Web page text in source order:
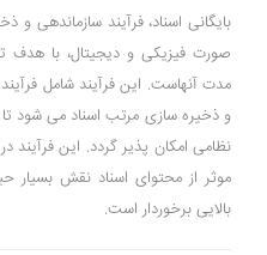
بایگانی اسناد، فرآیند سازماندهی
صورت فیزیکی و دیجیتال، با هدف
مدت آنهاست. این فرآیند شامل
و ذخیره ‌سازی مرتب اسناد می‌ شود تا
نظامی امکان ‌پذیر گردد. این
موثر از محتوای اسناد نقش بسیار
بالایی برخوردار است.